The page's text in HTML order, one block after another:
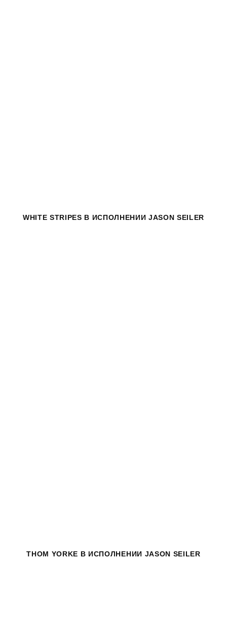
WHITE STRIPES В ИСПОЛНЕНИИ JASON SEILER
THOM YORKE В ИСПОЛНЕНИИ JASON SEILER